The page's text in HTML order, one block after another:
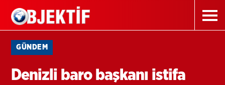
GÜNDEM
Denizli baro başkanı istifa